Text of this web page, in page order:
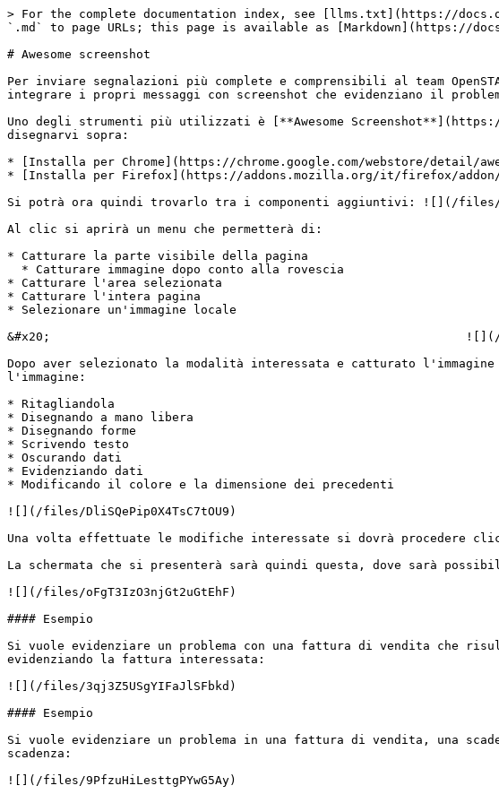
> For the complete documentation index, see [llms.txt](https://
`.md` to page URLs; this page is available as [Markdown](https://
# Awesome screenshot
Per inviare segnalazioni più complete e comprensibili al team
integrare i propri messaggi con screenshot che evidenziano il
Uno degli strumenti più utilizzati è [**Awesome
disegnarvi sopra:
* [Installa per Chrome](https://chrome.google.com/webstore/detail/
* [Installa per Firefox](https://addons.mozilla.org/it/firefox/addon/
Si potrà ora quindi trovarlo tra i componenti aggiuntivi: ![](/files/
Al clic si aprirà un menu che permetterà di:
* Catturare la parte visibile della pagina
* Catturare l'area selezionata
* Catturare l'intera pagina
* Selezionare un'immagine locale
&#x20;                                                          ![](/files/
Dopo aver selezionato la modalità interessata e catturato
l'immagine:
* Ritagliandola
* Disegnando a mano libera
* Disegnando forme
* Scrivendo testo
* Oscurando dati
* Evidenziando dati
* Modificando il colore e la dimensione dei precedenti
![](/files/DliSQePip0X4TsC7tOU9)
Una volta effettuate le modifiche interessate si dovrà procedere
La schermata che si presenterà sarà quindi questa, dove sarà
![](/files/oFgT3IzO3njGt2uGtEhF)
#### Esempio
Si vuole evidenziare un problema con una fattura di vendita che
evidenziando la fattura interessata:
![](/files/3qj3Z5USgYIFaJlSFbkd)
#### Esempio
Si vuole evidenziare un problema in una fattura di vendita, una
scadenza:
![](/files/9PfzuHiLesttgPYwG5Ay)